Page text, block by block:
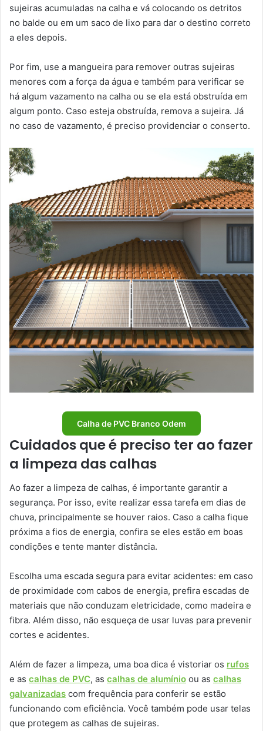
sujeiras acumuladas na calha e vá colocando os detritos
no balde ou em um saco de lixo para dar o destino correto
a eles depois.
Por fim, use a mangueira para remover outras sujeiras
menores com a força da água e também para verificar se
há algum vazamento na calha ou se ela está obstruída em
algum ponto. Caso esteja obstruída, remova a sujeira. Já
no caso de vazamento, é preciso providenciar o conserto.
Calha de PVC Branco Odem
Cuidados que é preciso ter ao fazer
a limpeza das calhas
Ao fazer a limpeza de calhas, é importante garantir a
segurança. Por isso, evite realizar essa tarefa em dias de
chuva, principalmente se houver raios. Caso a calha fique
próxima a fios de energia, confira se eles estão em boas
condições e tente manter distância.
Escolha uma escada segura para evitar acidentes: em caso
de proximidade com cabos de energia, prefira escadas de
materiais que não conduzam eletricidade, como madeira e
fibra. Além disso, não esqueça de usar luvas para prevenir
cortes e acidentes.
Além de fazer a limpeza, uma boa dica é vistoriar os rufos
e as calhas de PVC, as calhas de alumínio ou as calhas
galvanizadas com frequência para conferir se estão
funcionando com eficiência. Você também pode usar telas
que protegem as calhas de sujeiras.